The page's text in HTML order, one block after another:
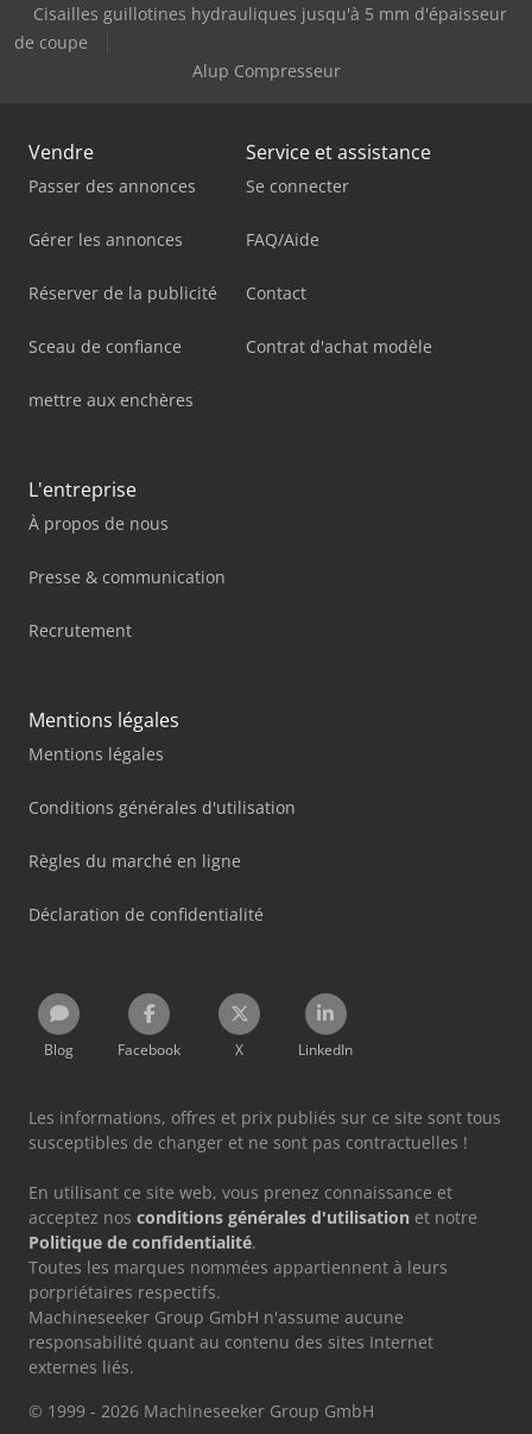
Cisailles guillotines hydrauliques jusqu'à 5 mm d'épaisseur
de coupe
Alup Compresseur
Vendre
Passer des annonces
Gérer les annonces
Réserver de la publicité
Sceau de confiance
mettre aux enchères
Service et assistance
Se connecter
FAQ/Aide
Contact
Contrat d'achat modèle
L'entreprise
À propos de nous
Presse & communication
Recrutement
Mentions légales
Mentions légales
Conditions générales d'utilisation
Règles du marché en ligne
Déclaration de confidentialité
Blog Facebook X LinkedIn
Les informations, offres et prix publiés sur ce site sont tous
susceptibles de changer et ne sont pas contractuelles !
En utilisant ce site web, vous prenez connaissance et
acceptez nos conditions générales d'utilisation et notre
Politique de confidentialité.
Toutes les marques nommées appartiennent à leurs
porpriétaires respectifs.
Machineseeker Group GmbH n'assume aucune
responsabilité quant au contenu des sites Internet
externes liés.
© 1999 - 2026 Machineseeker Group GmbH